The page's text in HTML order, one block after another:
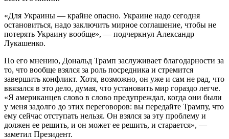
«Для Украины — крайне опасно. Украине надо сегодня
остановиться, надо заключить мирное соглашение, чтобы не
потерять Украину вообще», — подчеркнул Александр
Лукашенко.
По его мнению, Дональд Трамп заслуживает благодарности за
то, что вообще взялся за роль посредника и стремится
завершить конфликт. Хотя, возможно, он уже и сам не рад, что
ввязался в это дело, думая, что установить мир гораздо легче.
«Я американцев слово в слово предупреждал, когда они были
у меня задолго до этих переговоров: вы передайте Трампу, что
ему сейчас отступать нельзя. Он взялся за эту проблему и
должен ее решить, и он может ее решить, и старается», —
заметил Президент.